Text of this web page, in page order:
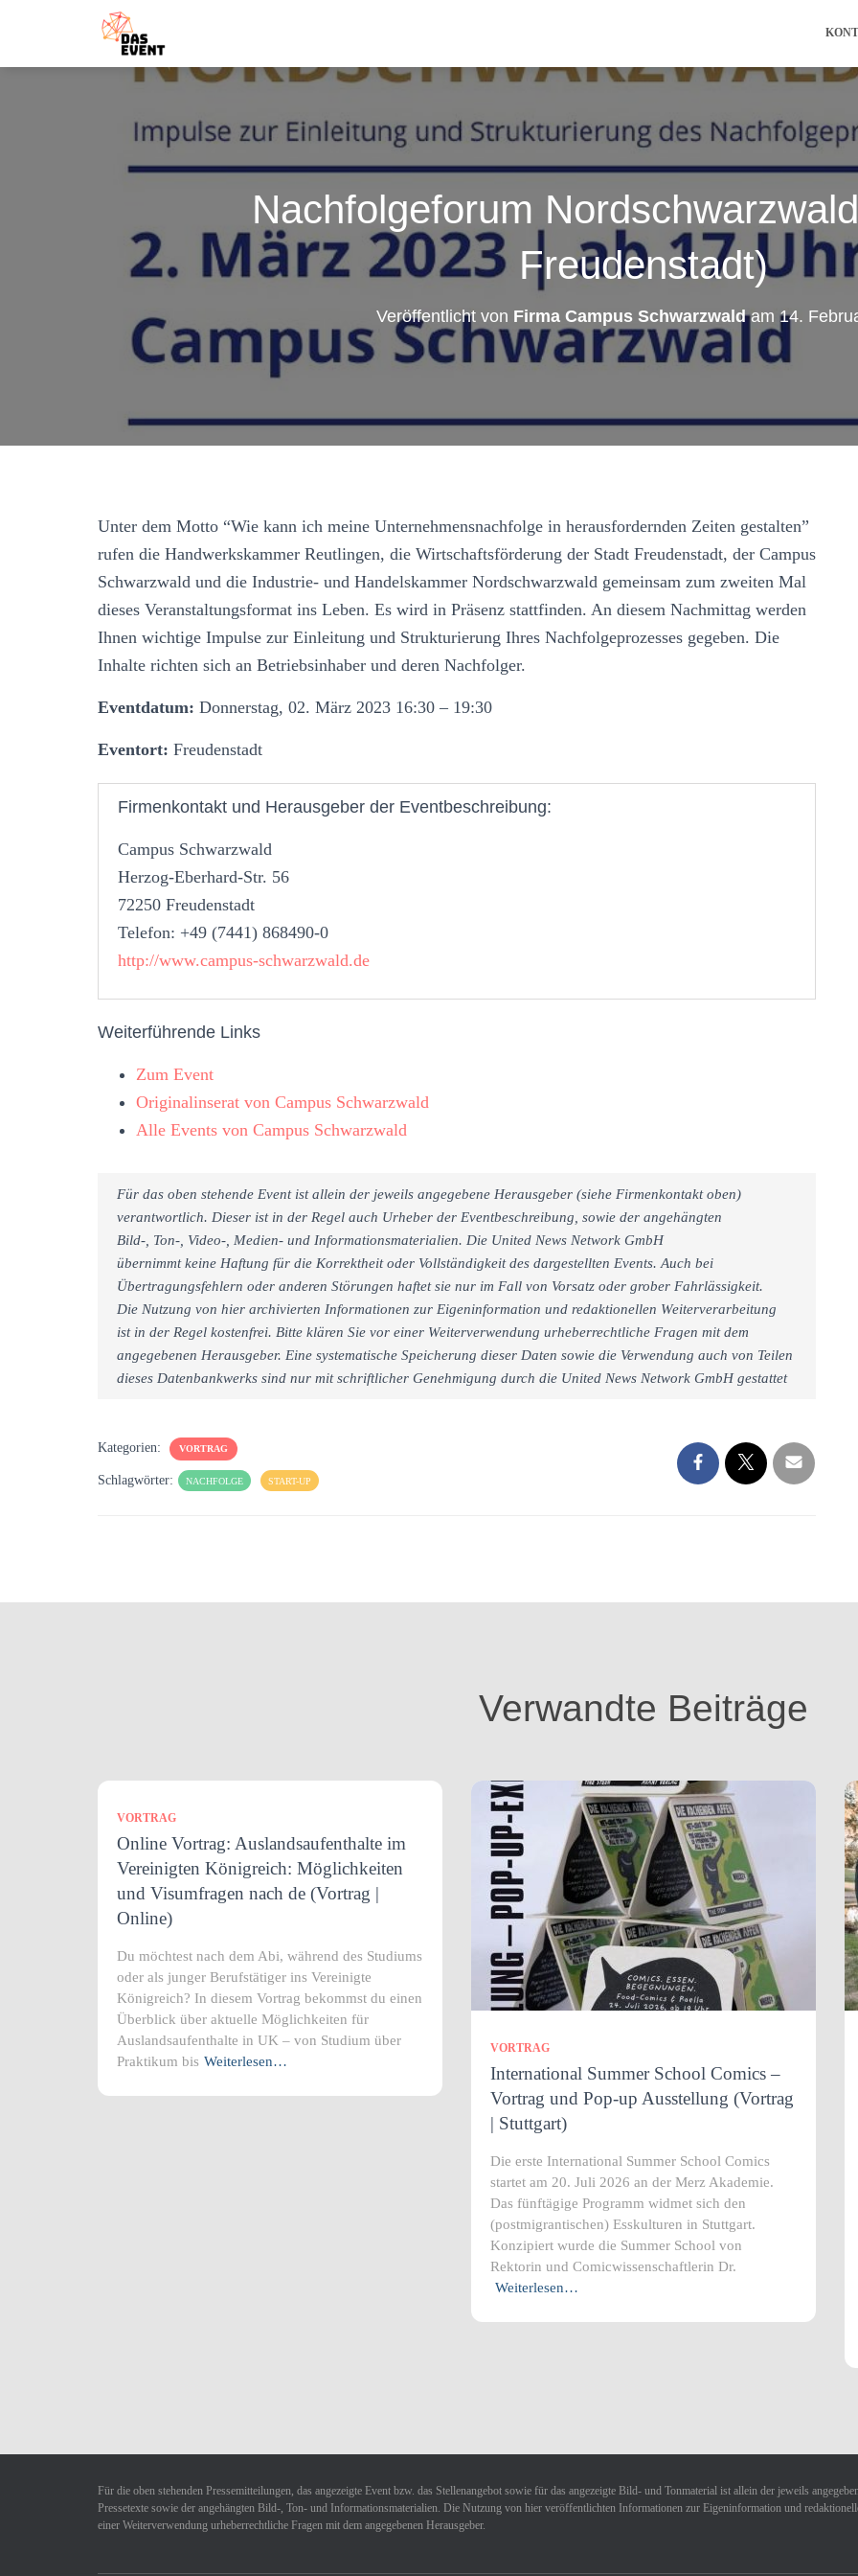
Nach­folge­forum
Freudenstadt)
Veröffentlicht von Firma Campus Schwarzwaldam 14.
Unter dem Motto “Wie kann ich meine Unternehmens­nachfolge in herausfordernden Zeiten gestalten”
rufen die Handwerks­kammer Reutlingen, die Wirtschafts­förderung der Stadt Freudenstadt, der Campus
Schwarzwald und die Industrie- und Handels­kammer Nord­schwarz­wald gemeinsam zum zweiten Mal
dieses Veranstaltungs­format ins Leben. Es wird in Präsenz stattfinden. An diesem Nachmittag werden
Ihnen wichtige Impulse zur Einleitung und Strukturierung Ihres Nachfolge­prozesses gegeben. Die
Inhalte richten sich an Betriebs­inhaber und deren Nachfolger.
Eventdatum: Donnerstag, 02. März 2023 16:30 – 19:30
Eventort: Freudenstadt
Firmenkontakt und Herausgeber der Eventbeschreibung:
Campus Schwarzwald
Herzog-Eberhard-Str. 56
72250 Freudenstadt
Telefon: +49 (7441) 868490-0
http://www.campus-schwarzwald.de
Weiterführende Links
Zum Event
Originalinserat von Campus Schwarzwald
Alle Events von Campus Schwarzwald
Für das oben stehende Event ist allein der jeweils angegebene Herausgeber (siehe Firmenkontakt oben)
verantwortlich. Dieser ist in der Regel auch Urheber der Eventbeschreibung, sowie der angehängten
Bild-, Ton-, Video-, Medien- und Informationsmaterialien. Die United News Network GmbH
übernimmt keine Haftung für die Korrektheit oder Vollständigkeit des dargestellten Events. Auch bei
Übertragungsfehlern oder anderen Störungen haftet sie nur im Fall von Vorsatz oder grober Fahrlässigkeit.
Die Nutzung von hier archivierten Informationen zur Eigeninformation und redaktionellen Weiterverarbeitung
ist in der Regel kostenfrei. Bitte klären Sie vor einer Weiterverwendung urheberrechtliche Fragen mit dem
angegebenen Herausgeber. Eine systematische Speicherung dieser Daten sowie die Verwendung auch von Teilen
dieses Datenbankwerks sind nur mit schriftlicher Genehmigung durch die United News Network GmbH gestattet
Kategorien: VORTRAG
Schlagwörter: NACHFOLGE START-UP
Verwandte Beiträge
VORTRAG
Online Vortrag: Auslandsaufenthalte im
Vereinigten Königreich: Möglichkeiten
und Visumfragen nach de (Vortrag |
Online)
Du möchtest nach dem Abi, während des Studiums
oder als junger Berufstätiger ins Vereinigte
Königreich? In diesem Vortrag bekommst du einen
Überblick über aktuelle Möglichkeiten für
Auslandsaufenthalte in UK – von Studium über
Praktikum bis Weiterlesen…
VORTRAG
International Summer School Comics –
Vortrag und Pop-up Ausstellung (Vortrag
| Stuttgart)
Die erste International Summer School Comics
startet am 20. Juli 2026 an der Merz Akademie.
Das fünftägige Programm widmet sich den
(postmigrantischen) Esskulturen in Stuttgart.
Konzipiert wurde die Summer School von
Rektorin und Comicwissenschaftlerin Dr.
Weiterlesen…
Für die oben stehenden Pressemitteilungen, das angezeigte Event bzw. das Stellenangebot sowie für das angezeigte Bild- und Tonmaterial ist allein der jeweils
Pressetexte sowie der angehängten Bild-, Ton- und Informationsmaterialien. Die Nutzung von hier veröffentlichten Informationen zur Eigeninformation und
einer Weiterverwendung urheberrechtliche Fragen mit dem angegebenen Herausgeber.